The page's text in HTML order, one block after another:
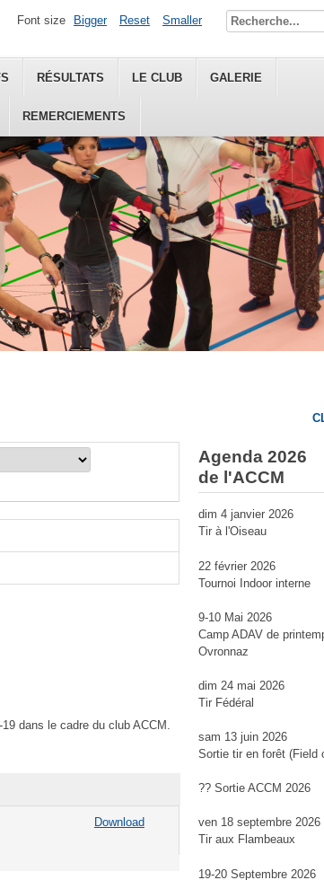
RÉSULTATS LE CLUB GALERIE
REMERCIEMENTS
Font size Bigger Reset Smaller
dans le cadre du club ACCM.
Download
Agenda 2026
de l'ACCM
dim 4 janvier 2026
Tir à l'Oiseau
22 février 2026
Tournoi Indoor interne
9-10 Mai 2026
Camp ADAV de
Ovronnaz
dim 24 mai 2026
Tir Fédéral
sam 13 juin 2026
Sortie tir en forêt (Field
?? Sortie ACCM 2026
ven 18 septembre 2026
Tir aux Flambeaux
19-20 Septembre 2026